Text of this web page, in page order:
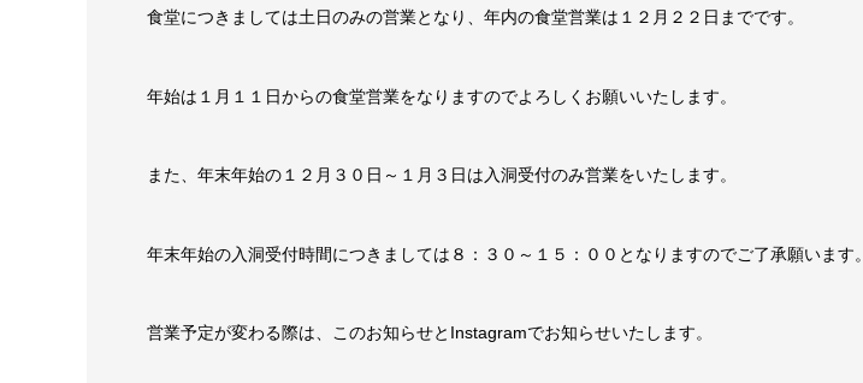
食堂につきましては土日のみの営業となり、年内の食堂営業は１２月２２日までです。
年始は１月１１日からの食堂営業をなりますのでよろしくお願いいたします。
また、年末年始の１２月３０日～１月３日は入洞受付のみ営業をいたします。
年末年始の入洞受付時間につきましては８：３０～１５：００となりますのでご了承願います。
営業予定が変わる際は、このお知らせとInstagramでお知らせいたします。